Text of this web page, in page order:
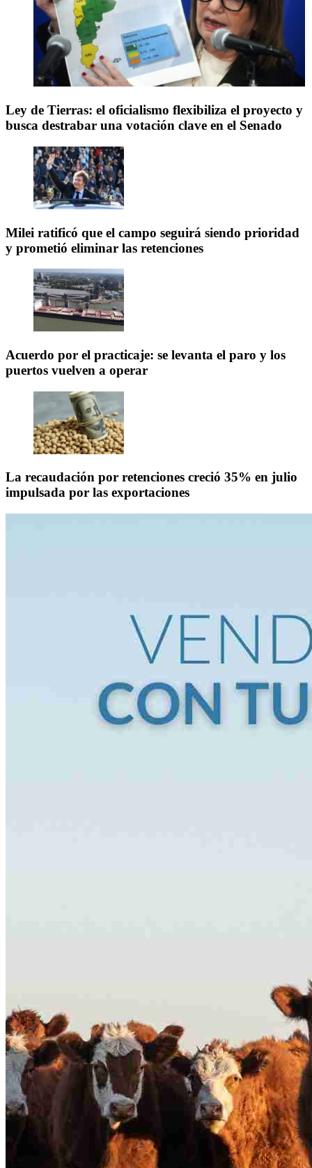
Ley de Tierras: el oficialismo flexibiliza el proyecto y
busca destrabar una votación clave en el Senado
Milei ratificó que el campo seguirá siendo prioridad
y prometió eliminar las retenciones
Acuerdo por el practicaje: se levanta el paro y los
puertos vuelven a operar
La recaudación por retenciones creció 35% en julio
impulsada por las exportaciones